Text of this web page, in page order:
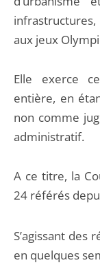
aux jeux
Elle exerce
entière, en
non comme
administratif.
A ce titre, la
24 référés
S’agissant des
en quelques